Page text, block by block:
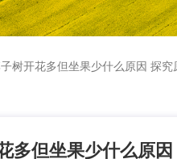
树开花多但坐果少什么原因 探究
多但坐果少什么原